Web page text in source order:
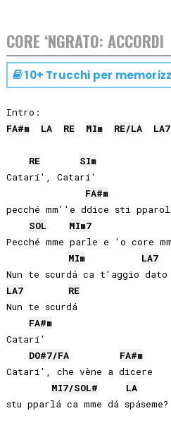
CORE ‘NGRATO: ACCORDI
10+ Trucchi per
FA#m LA RE MIm RE/LA LA7
RE SIm
Catarí', Catarí'
FA#m
pecché mm''e ddice sti
SOL
MIm7
Pecché mme parle e 'o core
MIm LA7
LA7
RE
Nun te scurdá
FA#m
Catarí'
DO#7/FA FA#m
Catarí', che vène a dicere
MI7/SOL#
LA
stu pparlá ca mme dá spáseme?